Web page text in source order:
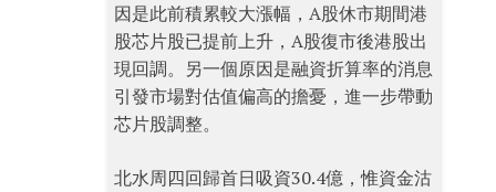
因是此前積累較大漲幅，A股休市期間港
股芯片股已提前上升，A股復市後港股出
現回調。另一個原因是融資折算率的消息
引發市場對估值偏高的擔憂，進一步帶動
芯片股調整。
北水周四回歸首日吸資30.4億，惟資金沽